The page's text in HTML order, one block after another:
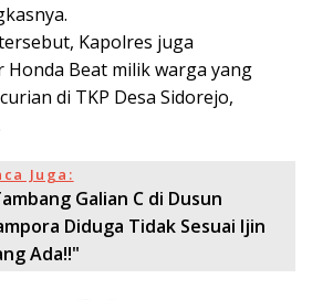
Kapolres juga
Beat milik warga yang
di TKP Desa Sidorejo,
Juga:
Galian C di Dusun
Diduga Tidak Sesuai Ijin
Ada!!"